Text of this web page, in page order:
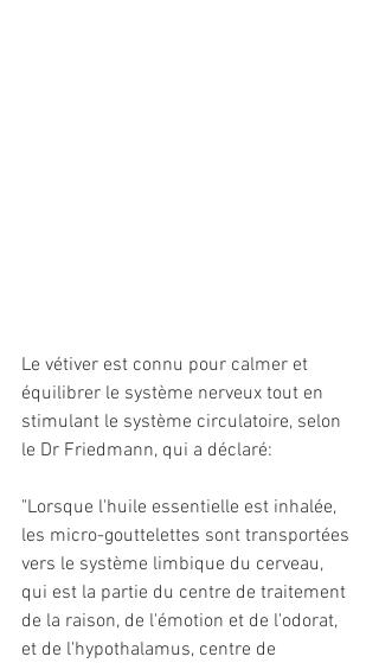
Le vétiver est connu pour calmer et
équilibrer le système nerveux tout en
stimulant le système circulatoire, selon
le Dr Friedmann, qui a déclaré:
"Lorsque l'huile essentielle est inhalée,
les micro-gouttelettes sont transportées
vers le système limbique du cerveau,
qui est la partie du centre de traitement
de la raison, de l'émotion et de l'odorat,
et de l'hypothalamus, centre de